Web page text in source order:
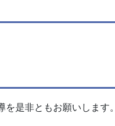
是非ともお願いします。